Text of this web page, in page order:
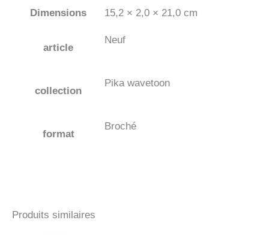
Dimensions 15,2 × 2,0 × 21,0 cm
article
Neuf
collection
Pika wavetoon
format
Broché
Produits similaires